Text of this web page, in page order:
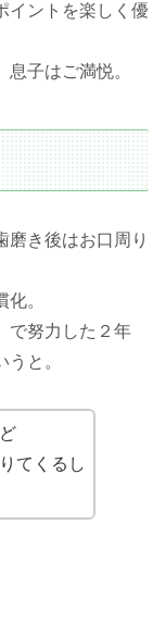
イントを楽しく優
息子はご満悦。
磨き後はお口周り
。
で努力した２年
と。
てくるし